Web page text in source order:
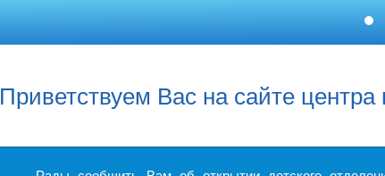
Приветствуем Вас на сайте центра